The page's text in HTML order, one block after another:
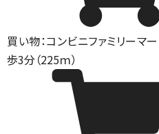
買い物：コンビニファミリーマ
歩3分（225ｍ）